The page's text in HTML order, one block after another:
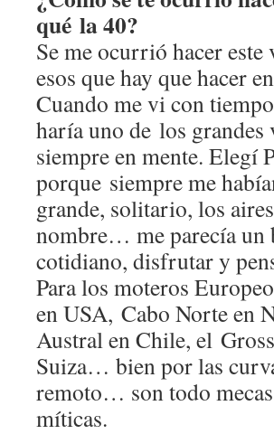
qué la 40?
Se me ocurrió hacer este
esos que hay que hacer
Cuando me vi con
haría uno de los grandes
siempre en mente. Elegí
porque siempre me
grande, solitario, los
nombre… me parecía un
cotidiano, disfrutar y
Para los moteros
en USA, Cabo Norte en
Austral en Chile, el
Suiza… bien por las
remoto… son todo
míticas.